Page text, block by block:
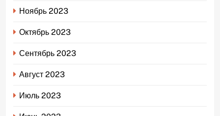
Ноябрь 2023
Октябрь 2023
Сентябрь 2023
Август 2023
Июль 2023